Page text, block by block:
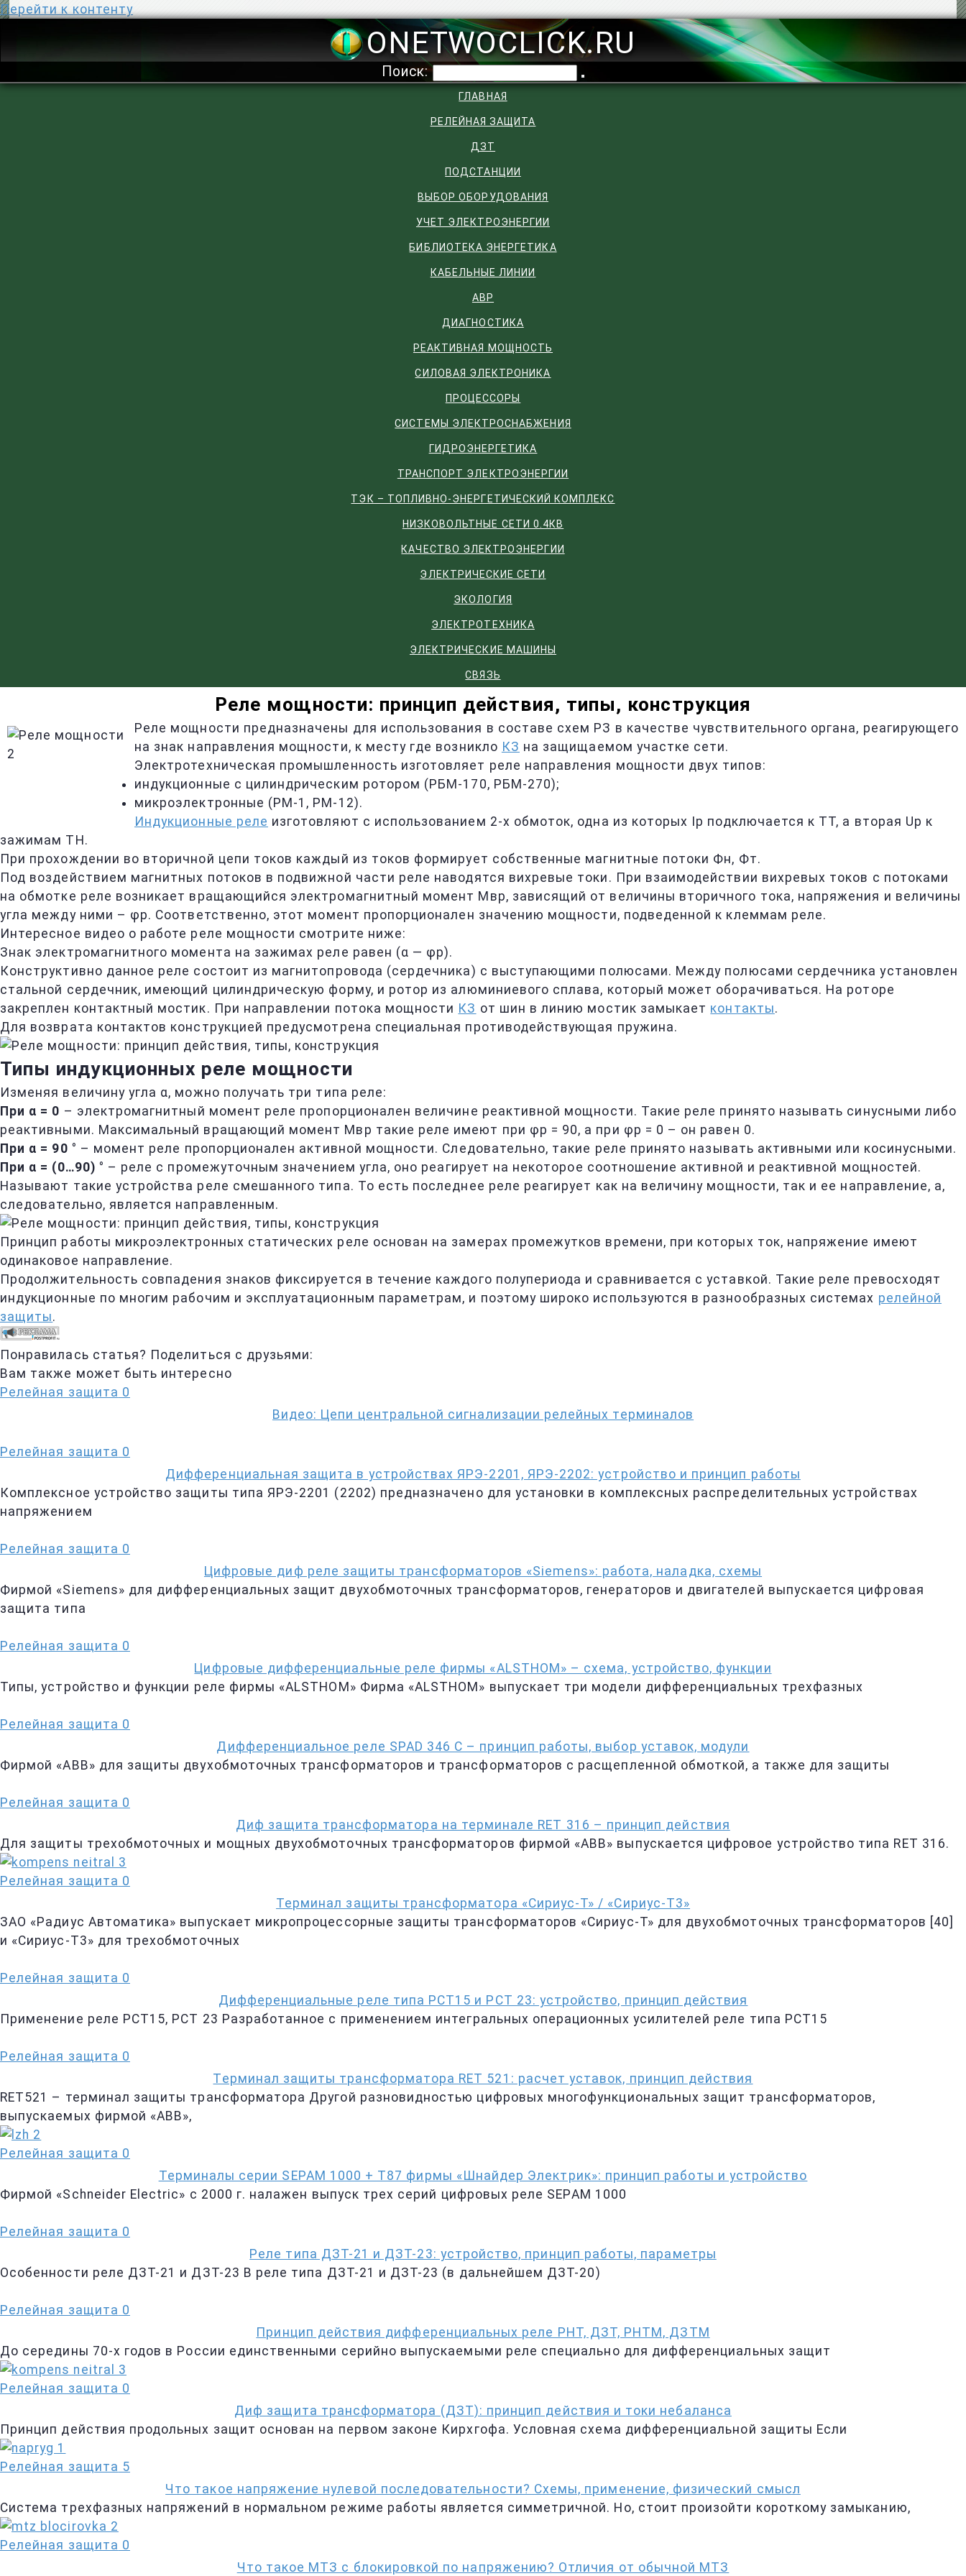
Перейти к контенту
ONETWOCLICK.RU
Поиск:
ГЛАВНАЯ
РЕЛЕЙНАЯ ЗАЩИТА
ДЗТ
ПОДСТАНЦИИ
ВЫБОР ОБОРУДОВАНИЯ
УЧЕТ ЭЛЕКТРОЭНЕРГИИ
БИБЛИОТЕКА ЭНЕРГЕТИКА
КАБЕЛЬНЫЕ ЛИНИИ
АВР
ДИАГНОСТИКА
РЕАКТИВНАЯ МОЩНОСТЬ
СИЛОВАЯ ЭЛЕКТРОНИКА
ПРОЦЕССОРЫ
СИСТЕМЫ ЭЛЕКТРОСНАБЖЕНИЯ
ГИДРОЭНЕРГЕТИКА
ТРАНСПОРТ ЭЛЕКТРОЭНЕРГИИ
ТЭК – ТОПЛИВНО-ЭНЕРГЕТИЧЕСКИЙ КОМПЛЕКС
НИЗКОВОЛЬТНЫЕ СЕТИ 0.4КВ
КАЧЕСТВО ЭЛЕКТРОЭНЕРГИИ
ЭЛЕКТРИЧЕСКИЕ СЕТИ
ЭКОЛОГИЯ
ЭЛЕКТРОТЕХНИКА
ЭЛЕКТРИЧЕСКИЕ МАШИНЫ
СВЯЗЬ
Реле мощности: принцип действия, типы, конструкция
Реле мощности предназначены для использования в составе схем РЗ в качестве чувствительного органа, реагирующего
на знак направления мощности, к месту где возникло КЗ на защищаемом участке сети.
Электротехническая промышленность изготовляет реле направления мощности двух типов:
индукционные с цилиндрическим ротором (РБМ-170, РБМ-270);
микроэлектронные (РМ-1, РМ-12).
Индукционные реле изготовляют с использованием 2-х обмоток, одна из которых Ip подключается к ТТ, а вторая Uр к
зажимам ТН.
При прохождении во вторичной цепи токов каждый из токов формирует собственные магнитные потоки Фн, Фт.
Под воздействием магнитных потоков в подвижной части реле наводятся вихревые токи. При взаимодействии вихревых токов с потоками
на обмотке реле возникает вращающийся электромагнитный момент Мвр, зависящий от величины вторичного тока, напряжения и величины
угла между ними – φр. Соответственно, этот момент пропорционален значению мощности, подведенной к клеммам реле.
Интересное видео о работе реле мощности смотрите ниже:
Знак электромагнитного момента на зажимах реле равен (α — φр).
Конструктивно данное реле состоит из магнитопровода (сердечника) с выступающими полюсами. Между полюсами сердечника установлен
стальной сердечник, имеющий цилиндрическую форму, и ротор из алюминиевого сплава, который может оборачиваться. На роторе
закреплен контактный мостик. При направлении потока мощности КЗ от шин в линию мостик замыкает контакты.
Для возврата контактов конструкцией предусмотрена специальная противодействующая пружина.
Типы индукционных реле мощности
Изменяя величину угла α, можно получать три типа реле:
При α = 0 – электромагнитный момент реле пропорционален величине реактивной мощности. Такие реле принято называть синусными либо
реактивными. Максимальный вращающий момент Мвр такие реле имеют при φр = 90, а при φр = 0 – он равен 0.
При α = 90 ° – момент реле пропорционален активной мощности. Следовательно, такие реле принято называть активными или косинусными.
При α = (0…90) ° – реле с промежуточным значением угла, оно реагирует на некоторое соотношение активной и реактивной мощностей.
Называют такие устройства реле смешанного типа. То есть последнее реле реагирует как на величину мощности, так и ее направление, а,
следовательно, является направленным.
Принцип работы микроэлектронных статических реле основан на замерах промежутков времени, при которых ток, напряжение имеют
одинаковое направление.
Продолжительность совпадения знаков фиксируется в течение каждого полупериода и сравнивается с уставкой. Такие реле превосходят
индукционные по многим рабочим и эксплуатационным параметрам, и поэтому широко используются в разнообразных системах релейной
защиты.
Понравилась статья? Поделиться с друзьями:
Вам также может быть интересно
Релейная защита 0
Видео: Цепи центральной сигнализации релейных терминалов
Релейная защита 0
Дифференциальная защита в устройствах ЯРЭ-2201, ЯРЭ-2202: устройство и принцип работы
Комплексное устройство защиты типа ЯРЭ-2201 (2202) предназначено для установки в комплексных распределительных устройствах
напряжением
Релейная защита 0
Цифровые диф реле защиты трансформаторов «Siemens»: работа, наладка, схемы
Фирмой «Siemens» для дифференциальных защит двухобмоточных трансформаторов, генераторов и двигателей выпускается цифровая
защита типа
Релейная защита 0
Цифровые дифференциальные реле фирмы «ALSTHOM» – схема, устройство, функции
Типы, устройство и функции реле фирмы «ALSTHOM» Фирма «ALSTHOM» выпускает три модели дифференциальных трехфазных
Релейная защита 0
Дифференциальное реле SPAD 346 С – принцип работы, выбор уставок, модули
Фирмой «АВВ» для защиты двухобмоточных трансформаторов и трансформаторов с расщепленной обмоткой, а также для защиты
Релейная защита 0
Диф защита трансформатора на терминале RET 316 – принцип действия
Для защиты трехобмоточных и мощных двухобмоточных трансформаторов фирмой «АВВ» выпускается цифровое устройство типа RET 316.
Релейная защита 0
Терминал защиты трансформатора «Сириус-Т» / «Сириус-Т3»
ЗАО «Радиус Автоматика» выпускает микропроцессорные защиты трансформаторов «Сириус-Т» для двухобмоточных трансформаторов [40]
и «Сириус-Т3» для трехобмоточных
Релейная защита 0
Дифференциальные реле типа РСТ15 и РСТ 23: устройство, принцип действия
Применение реле РСТ15, РСТ 23 Разработанное с применением интегральных операционных усилителей реле типа РСТ15
Релейная защита 0
Терминал защиты трансформатора RET 521: расчет уставок, принцип действия
RET521 – терминал защиты трансформатора Другой разновидностью цифровых многофункциональных защит трансформаторов,
выпускаемых фирмой «АВВ»,
Релейная защита 0
Терминалы серии SEPAM 1000 + Т87 фирмы «Шнайдер Электрик»: принцип работы и устройство
Фирмой «Schneider Electric» с 2000 г. налажен выпуск трех серий цифровых реле SEPAM 1000
Релейная защита 0
Реле типа ДЗТ-21 и ДЗТ-23: устройство, принцип работы, параметры
Особенности реле ДЗТ-21 и ДЗТ-23 В реле типа ДЗТ-21 и ДЗТ-23 (в дальнейшем ДЗТ-20)
Релейная защита 0
Принцип действия дифференциальных реле РНТ, ДЗТ, РНТМ, ДЗТМ
До середины 70-х годов в России единственными серийно выпускаемыми реле специально для дифференциальных защит
Релейная защита 0
Диф защита трансформатора (ДЗТ): принцип действия и токи небаланса
Принцип действия продольных защит основан на первом законе Кирхгофа. Условная схема дифференциальной защиты Если
Релейная защита 5
Что такое напряжение нулевой последовательности? Схемы, применение, физический смысл
Система трехфазных напряжений в нормальном режиме работы является симметричной. Но, стоит произойти короткому замыканию,
Релейная защита 0
Что такое МТЗ с блокировкой по напряжению? Отличия от обычной МТЗ